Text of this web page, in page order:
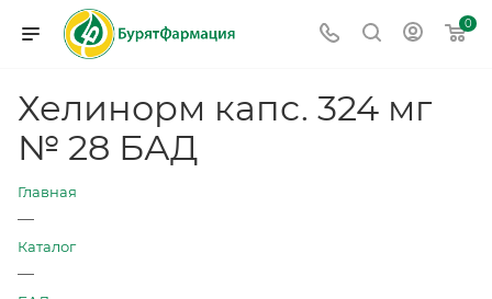
0
Хелинорм капс. 324 мг
№ 28 БАД
Главная
—
Каталог
—